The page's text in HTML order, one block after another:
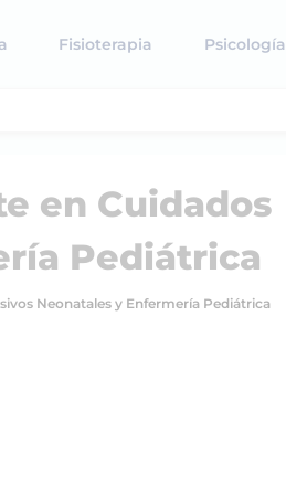
Fisioterapia Psicología
en Cuidados
Pediátrica
Neonatales y Enfermería Pediátrica